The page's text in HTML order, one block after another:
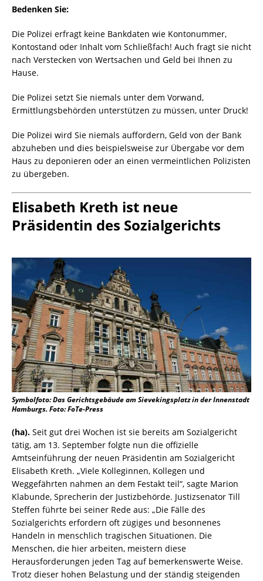
Bedenken Sie:
Die Polizei erfragt keine Bankdaten wie Kontonummer,
Kontostand oder Inhalt vom Schließfach! Auch fragt sie nicht
nach Verstecken von Wertsachen und Geld bei Ihnen zu
Hause.
Die Polizei setzt Sie niemals unter dem Vorwand,
Ermittlungsbehörden unterstützen zu müssen, unter Druck!
Die Polizei wird Sie niemals auffordern, Geld von der Bank
abzuheben und dies beispielsweise zur Übergabe vor dem
Haus zu deponieren oder an einen vermeintlichen Polizisten
zu übergeben.
Elisabeth Kreth ist neue
Präsidentin des Sozialgerichts
Symbolfoto: Das Gerichtsgebäude am Sievekingsplatz in der Innenstadt
Hamburgs. Foto: FoTe-Press
(ha). Seit gut drei Wochen ist sie bereits am Sozialgericht
tätig, am 13. September folgte nun die offizielle
Amtseinführung der neuen Präsidentin am Sozialgericht
Elisabeth Kreth. „Viele Kolleginnen, Kollegen und
Weggefährten nahmen an dem Festakt teil“, sagte Marion
Klabunde, Sprecherin der Justizbehörde. Justizsenator Till
Steffen führte bei seiner Rede aus: „Die Fälle des
Sozialgerichts erfordern oft zügiges und besonnenes
Handeln in menschlich tragischen Situationen. Die
Menschen, die hier arbeiten, meistern diese
Herausforderungen jeden Tag auf bemerkenswerte Weise.
Trotz dieser hohen Belastung und der ständig steigenden